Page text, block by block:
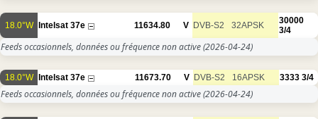
18.0°W Intelsat 37e 11634.80 V DVB-S2 32APSK
30000
3/4
Feeds occasionnels, données ou fréquence non active(2026-04-24)
18.0°W Intelsat 37e 11673.70 V DVB-S2 16APSK 3333 3/4
Feeds occasionnels, données ou fréquence non active(2026-04-24)